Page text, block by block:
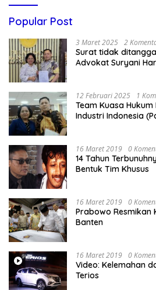
Popular Post
3 Maret 2025 2
Surat tidak
Advokat Suryani
12 Februari 2025 1
Team Kuasa
Industri Indonesia
16 Maret 2019 0
14 Tahun
Bentuk Tim Khusus
16 Maret 2019 0
Prabowo Resmikan
Banten
16 Maret 2019 0
Video: Kelemahan
Terios